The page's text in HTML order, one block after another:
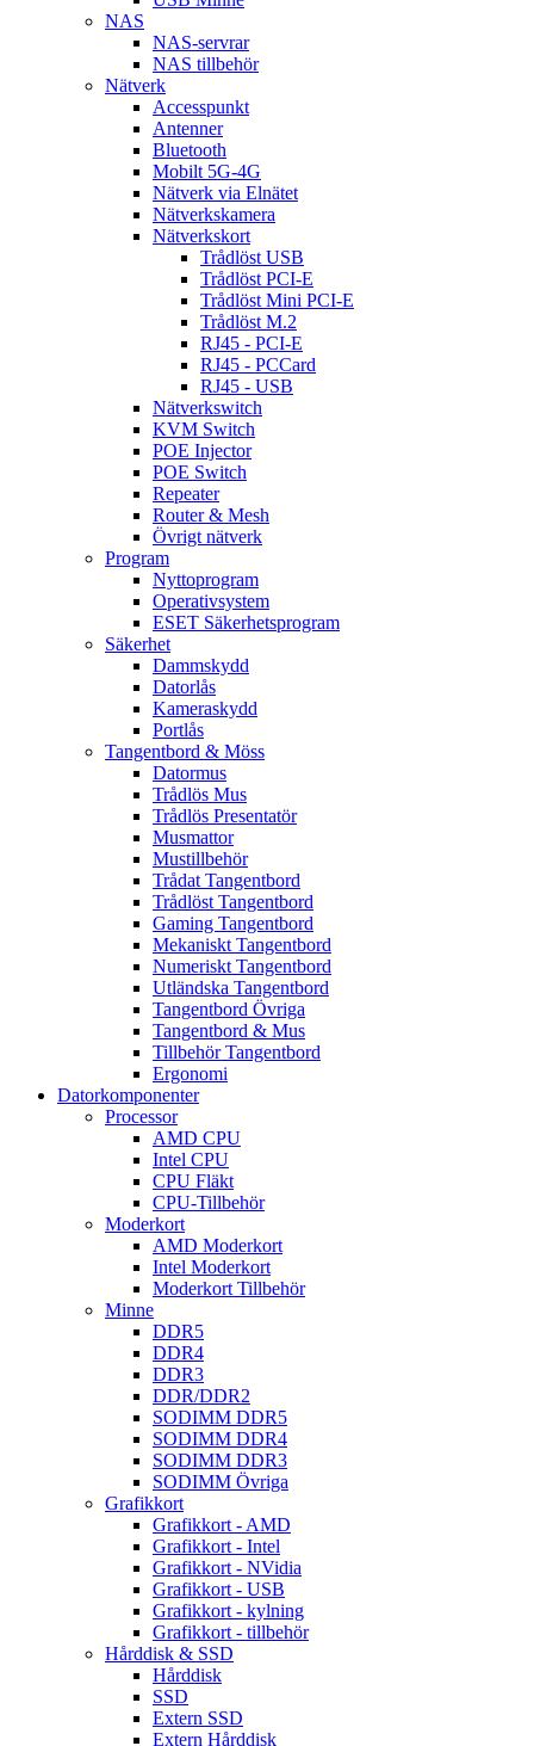
NAS
NAS-servrar
NAS tillbehör
Nätverk
Accesspunkt
Antenner
Bluetooth
Mobilt 5G-4G
Nätverk via Elnätet
Nätverkskamera
Nätverkskort
Trådlöst USB
Trådlöst PCI-E
Trådlöst Mini PCI-E
Trådlöst M.2
RJ45 - PCI-E
RJ45 - PCCard
RJ45 - USB
Nätverkswitch
KVM Switch
POE Injector
POE Switch
Repeater
Router & Mesh
Övrigt nätverk
Program
Nyttoprogram
Operativsystem
ESET Säkerhetsprogram
Säkerhet
Dammskydd
Datorlås
Kameraskydd
Portlås
Tangentbord & Möss
Datormus
Trådlös Mus
Trådlös Presentatör
Musmattor
Mustillbehör
Trådat Tangentbord
Trådlöst Tangentbord
Gaming Tangentbord
Mekaniskt Tangentbord
Numeriskt Tangentbord
Utländska Tangentbord
Tangentbord Övriga
Tangentbord & Mus
Tillbehör Tangentbord
Ergonomi
Datorkomponenter
Processor
AMD CPU
Intel CPU
CPU Fläkt
CPU-Tillbehör
Moderkort
AMD Moderkort
Intel Moderkort
Moderkort Tillbehör
Minne
DDR5
DDR4
DDR3
DDR/DDR2
SODIMM DDR5
SODIMM DDR4
SODIMM DDR3
SODIMM Övriga
Grafikkort
Grafikkort - AMD
Grafikkort - Intel
Grafikkort - NVidia
Grafikkort - USB
Grafikkort - kylning
Grafikkort - tillbehör
Hårddisk & SSD
Hårddisk
SSD
Extern SSD
Extern Hårddisk